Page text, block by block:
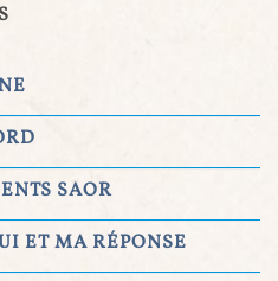
SAOR
ET MA RÉPONSE